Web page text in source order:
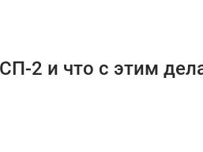
2 и что с этим